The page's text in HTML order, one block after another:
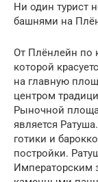
Ни один турист
башнями на
От Плёнлейн по
которой
на главную
центром
Рыночной
является
готики и
постройки.
Императорским